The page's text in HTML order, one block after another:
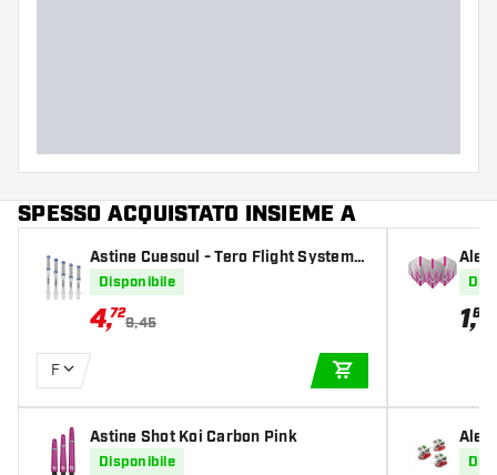
SPESSO ACQUISTATO INSIEME A
Astine Cuesoul - Tero Flight System A
K7 Slim - Ice Clear
Disponibile
4,72
9,45
F
Astine Shot Koi Carbon Pink
Disponibile
1,65